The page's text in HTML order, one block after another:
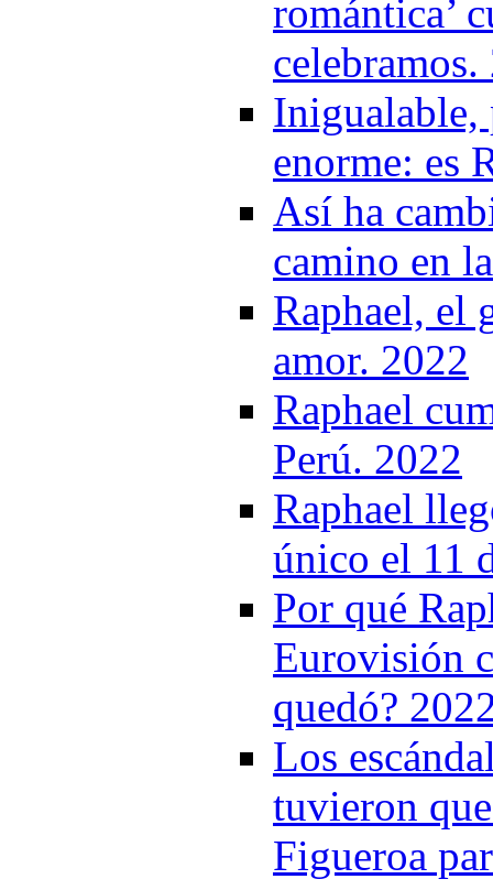
romántica’
celebramos.
Inigualable,
enorme: es
Así ha
camino en
Raphael, el
amor. 2022
Raphael
Perú. 2022
Raphael
único el 11
Por qué
Eurovisión
quedó?
Los
tuvieron
Figueroa